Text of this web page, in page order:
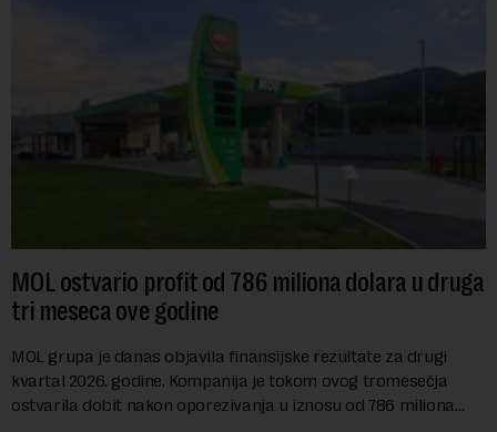
MOL ostvario profit od 786 miliona dolara u druga
tri meseca ove godine
MOL grupa je danas objavila finansijske rezultate za drugi
kvartal 2026. godine. Kompanija je tokom ovog tromesečja
ostvarila dobit nakon oporezivanja u iznosu od 786 miliona